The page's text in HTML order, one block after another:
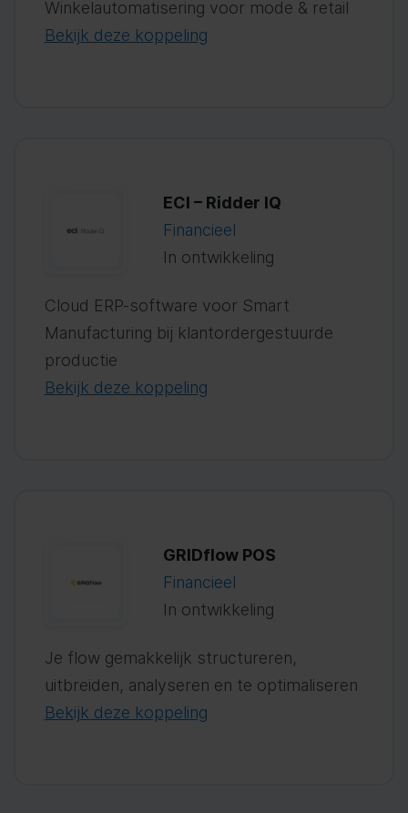
Winkelautomatisering voor mode & retail
Bekijk deze koppeling
ECI – Ridder IQ
Financieel
In ontwikkeling
Cloud ERP-software voor Smart
Manufacturing bij klantordergestuurde
productie
Bekijk deze koppeling
GRIDflow POS
Financieel
In ontwikkeling
Je flow gemakkelijk structureren,
uitbreiden, analyseren en te optimaliseren
Bekijk deze koppeling